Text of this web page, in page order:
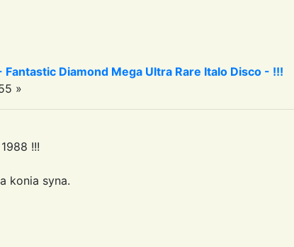
Fantastic Diamond Mega Ultra Rare Italo Disco - !!!
»
!!!
konia syna.